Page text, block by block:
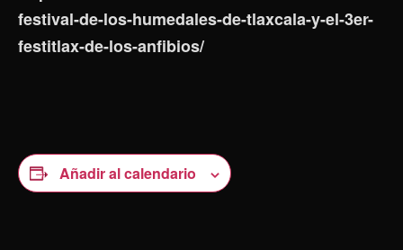
festival-de-los-humedales-de-tlaxcala-y-el-3er-
festitlax-de-los-anfibios/
Añadir al calendario